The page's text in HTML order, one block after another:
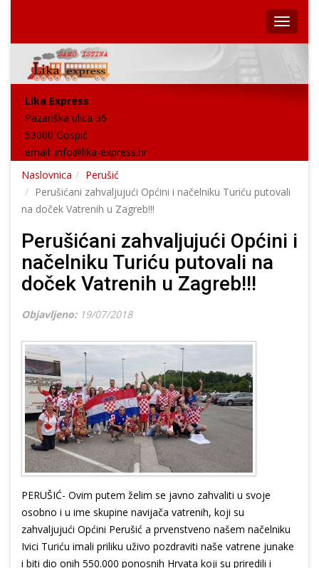
Lika Express
Pazariška ulica 36
53000 Gospić
email: info@lika-express.hr
Naslovnica
Perušić
Perušićani zahvaljujući Općini i načelniku Turiću putovali
na doček Vatrenih u Zagreb!!!
Perušićani zahvaljujući Općini i
načelniku Turiću putovali na
doček Vatrenih u Zagreb!!!
Objavljeno: 19/07/2018
PERUŠIĆ- Ovim putem želim se javno zahvaliti u svoje
osobno i u ime skupine navijača vatrenih, koji su
zahvaljujući Općini Perušić a prvenstveno našem načelniku
Ivici Turiću imali priliku uživo pozdraviti naše vatrene junake
i biti dio onih 550.000 ponosnih Hrvata koji su priredili i